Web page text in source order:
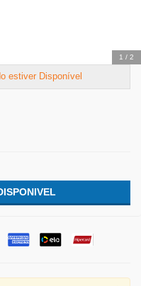
2 / 2
estiver Disponível